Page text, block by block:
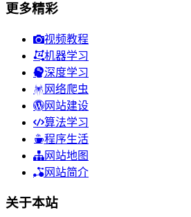
更多精彩
视频教程
机器学习
深度学习
网络爬虫
网站建设
算法学习
程序生活
网站地图
网站简介
关于本站